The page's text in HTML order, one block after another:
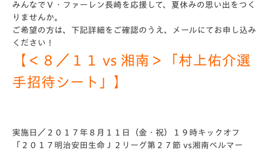
みんなでＶ・ファーレン長崎を応援して、夏休みの思い出をつく
りませんか。
ご希望の方は、下記詳細をご確認のうえ、メールにてお申し込み
ください！
【＜８／１１ vs 湘南＞「村上佑介選
手招待シート」】
実施日／２０１７年８月１１日（金・祝）１９時キックオフ
「２０１７明治安田生命Ｊ２リーグ第２７節 vs湘南ベルマー